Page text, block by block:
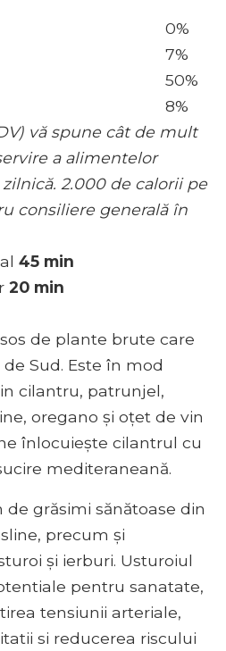
0%
7%
50%
8%
vă spune cât de mult
a alimentelor
2.000 de calorii pe
consiliere generală în
45 min
20 min
de plante brute care
Sud. Este în mod
cilantru, patrunjel,
oregano și oțet de vin
înlocuiește cilantrul cu
mediteraneană.
grăsimi sănătoase din
precum și
și ierburi. Usturoiul
pentru sanatate,
tensiunii arteriale,
si reducerea riscului